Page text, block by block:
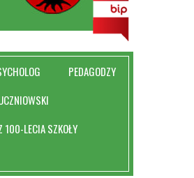
PEDAGODZY
100-LECIA SZKOŁY